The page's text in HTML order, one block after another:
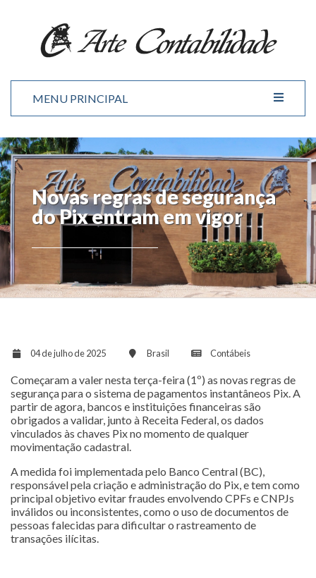
MENU PRINCIPAL
Novas regras de segurança
do Pix entram em vigor
04 de julho de 2025 Brasil Contábeis
Começaram a valer nesta terça-feira (1º) as novas regras de
segurança para o sistema de pagamentos instantâneos Pix. A
partir de agora, bancos e instituições financeiras são
obrigados a validar, junto à Receita Federal, os dados
vinculados às chaves Pix no momento de qualquer
movimentação cadastral.
A medida foi implementada pelo Banco Central (BC),
responsável pela criação e administração do Pix, e tem como
principal objetivo evitar fraudes envolvendo CPFs e CNPJs
inválidos ou inconsistentes, como o uso de documentos de
pessoas falecidas para dificultar o rastreamento de
transações ilícitas.